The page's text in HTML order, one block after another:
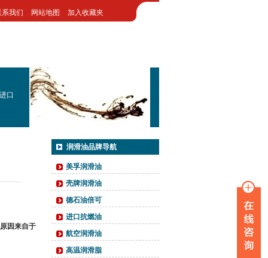
系我们 网站地图 加入收藏夹
口
因来自于
润滑油品牌导航
美孚润滑油
壳牌润滑油
德石油倍可
进口抗燃油
航空润滑油
高温润滑脂